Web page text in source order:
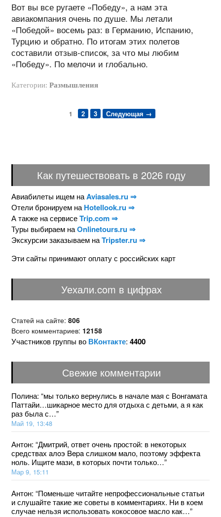
Вот вы все ругаете «Победу», а нам эта
авиакомпания очень по душе. Мы летали
«Победой» восемь раз: в Германию, Испанию,
Турцию и обратно. По итогам этих полетов
составили отзыв-список, за что мы любим
«Победу». По мелочи и глобально.
Категории: Размышления
1 2 3 Следующая →
Как путешествовать в 2026 году
Авиабилеты ищем наAviasales.ru ⇒
Отели бронируем на Hotellook.ru ⇒
А также на сервисеTrip.com ⇒
Туры выбираем наOnlinetours.ru ⇒
Экскурсии заказываем наTripster.ru ⇒
Эти сайты принимают оплату с российских карт
Уехали.com в цифрах
Статей на сайте: 806
Всего комментариев: 12158
Участников группы во ВКонтакте: 4400
Свежие комментарии
Полина: “мы только вернулись в начале мая с Вонгамата
Паттайи…шикарное место для отдыха с детьми, а я как
раз была с…”
Май 19, 13:48
Антон: “Дмитрий, ответ очень простой: в некоторых
средствах aлoэ Bepa слишком мало, поэтому эффекта
ноль. Ищите мази, в которых почти только…”
Мар 9, 15:11
Антон: “Поменьше читайте непрофессиональные статьи
и слушайте такие же советы в комментариях. Ни в коем
случае нельзя использовать кокосовое масло как…”